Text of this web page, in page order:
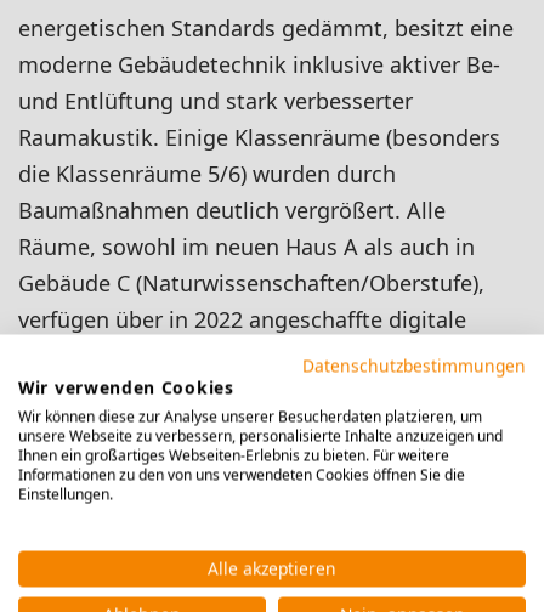
energetischen Standards gedämmt, besitzt eine
moderne Gebäudetechnik inklusive aktiver Be-
und Entlüftung und stark verbesserter
Raumakustik. Einige Klassenräume (besonders
die Klassenräume 5/6) wurden durch
Baumaßnahmen deutlich vergrößert. Alle
Räume, sowohl im neuen Haus A als auch in
Gebäude C (Naturwissenschaften/Oberstufe),
verfügen über in 2022 angeschaffte digitale
Tafeln und ein leistungsstarkes WLAN, das
unsere im Ausbau befindlichen Tabletstufen von
Jahrgang 9 bis 13 mit einer komfortablen
Infrastruktur versorgt. Darüber hinaus verfügt
die Schule u.a. über freundlich gestaltete
eine moderne Lehrküche, einen DS-Studioraum
Datenschutzbestimmungen
Wir verwenden Cookies
Wir können diese zur Analyse unserer Besucherdaten platzieren, um
unsere Webseite zu verbessern, personalisierte Inhalte anzuzeigen und
Ihnen ein großartiges Webseiten-Erlebnis zu bieten. Für weitere
Informationen zu den von uns verwendeten Cookies öffnen Sie die
Einstellungen.
Alle akzeptieren